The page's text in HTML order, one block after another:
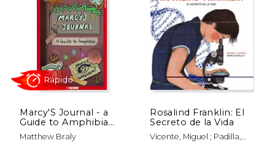
Rápido Rápido
Marcy'S Journal - a
Guide to Amphibia
(en Inglés)
Matthew Braly
Rosalind Franklin: El
Secreto de la Vida
Vicente, Miguel ; Padilla,